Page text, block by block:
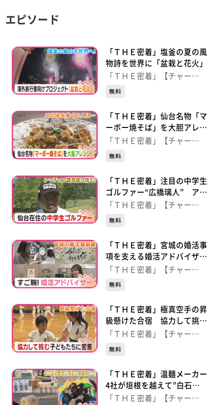
しました。
エピソード
「ＴＨＥ密着」塩釜の夏の風
物詩を世界に「盆栽と花火」
「ＴＨＥ密着」【チャー
ジ！】
無料
「ＴＨＥ密着」仙台名物「マ
ーボー焼そば」を大胆アレン
ジ！
「ＴＨＥ密着」【チャー
ジ！】
無料
「ＴＨＥ密着」注目の中学生
ゴルファー“広橋璃人” アマ
チュア最高峰に挑む！
「ＴＨＥ密着」【チャー
ジ！】
無料
「ＴＨＥ密着」宮城の婚活事
項を支える婚活アドバイザー
に密着！
「ＴＨＥ密着」【チャー
ジ！】
無料
「ＴＨＥ密着」極真空手の昇
級懸けた合宿 協力して挑む
子どもたちに密着
「ＴＨＥ密着」【チャー
ジ！】
無料
「ＴＨＥ密着」温麺メーカー
4社が垣根を越えて”白石温
麺応援団”を結成！
「ＴＨＥ密着」【チャー